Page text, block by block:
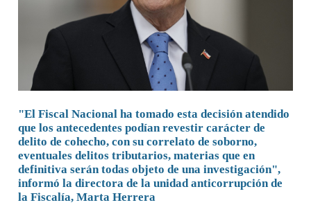
"El Fiscal Nacional ha tomado esta decisión atendido
que los antecedentes podían revestir carácter de
delito de cohecho, con su correlato de soborno,
eventuales delitos tributarios, materias que en
definitiva serán todas objeto de una investigación",
informó la directora de la unidad anticorrupción de
la Fiscalía, Marta Herrera